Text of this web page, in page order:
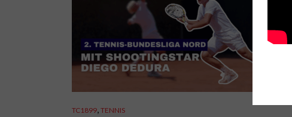
TC1899, TENNIS